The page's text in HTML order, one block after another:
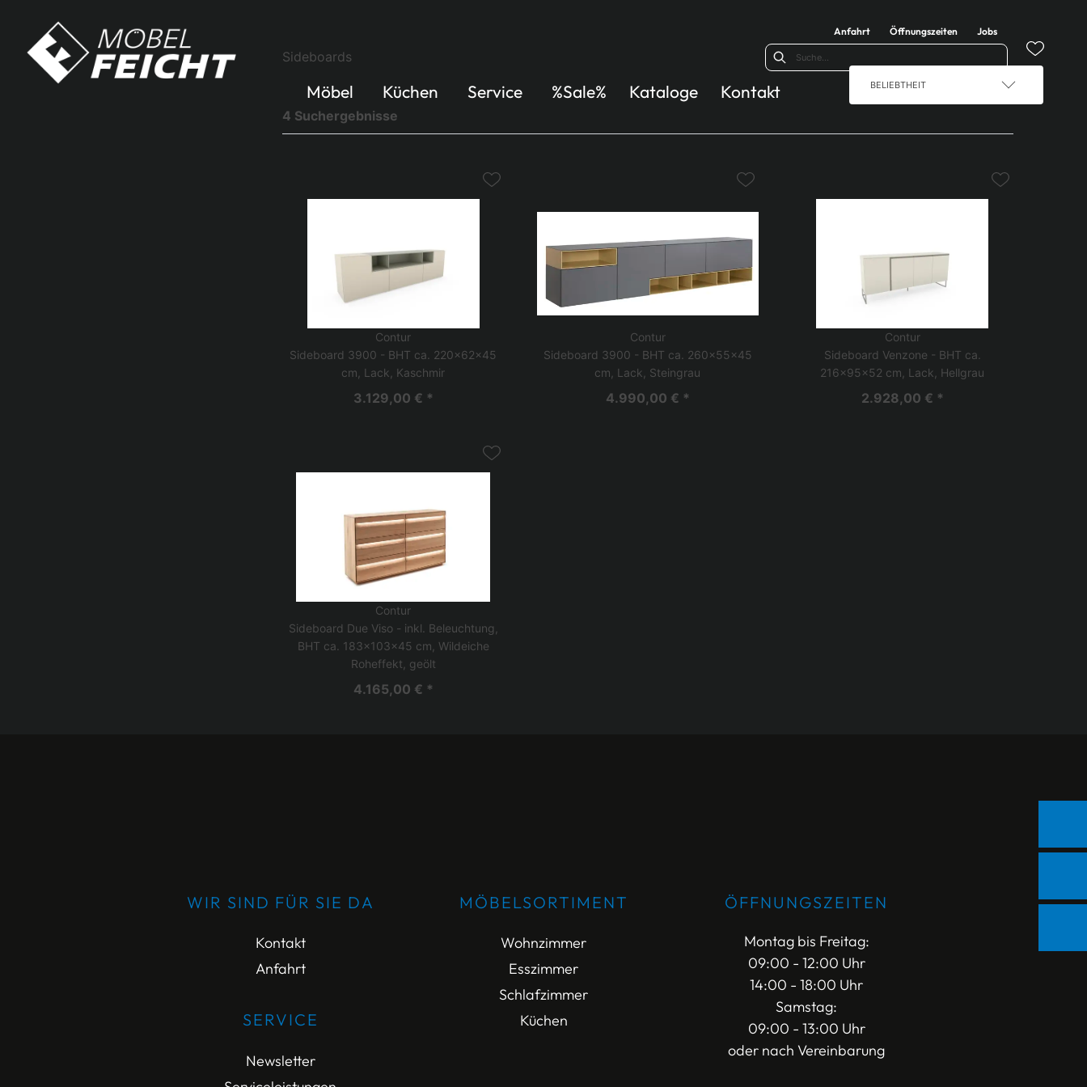
Anfahrt Öffnungszeiten Jobs
Möbel Küchen Service %Sale% Kataloge Kontakt
Sideboards
BELIEBTHEIT
4 Suchergebnisse
Contur
Sideboard 3900 - BHT ca. 220x62x45
cm, Lack, Kaschmir
3.129,00 € *
Contur
Sideboard 3900 - BHT ca. 260x55x45
cm, Lack, Steingrau
4.990,00 € *
Contur
Sideboard Venzone - BHT ca.
216x95x52 cm, Lack, Hellgrau
2.928,00 € *
Contur
Sideboard Due Viso - inkl. Beleuchtung,
BHT ca. 183x103x45 cm, Wildeiche
Roheffekt, geölt
4.165,00 € *
WIR SIND FÜR SIE DA
Kontakt
Anfahrt
SERVICE
Newsletter
MÖBELSORTIMENT
Wohnzimmer
Esszimmer
Schlafzimmer
Küchen
ÖFFNUNGSZEITEN
Montag bis Freitag:
09:00 - 12:00 Uhr
14:00 - 18:00 Uhr
Samstag:
09:00 - 13:00 Uhr
oder nach Vereinbarung